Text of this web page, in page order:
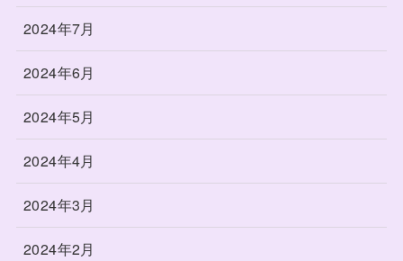
2024年7月
2024年6月
2024年5月
2024年4月
2024年3月
2024年2月